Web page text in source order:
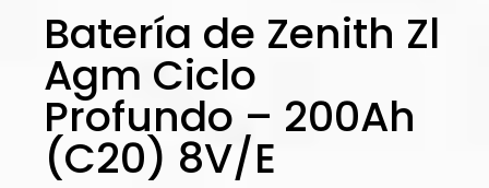
Batería de Zenith Zl
Agm Ciclo
Profundo – 200Ah
(C20) 8V/E